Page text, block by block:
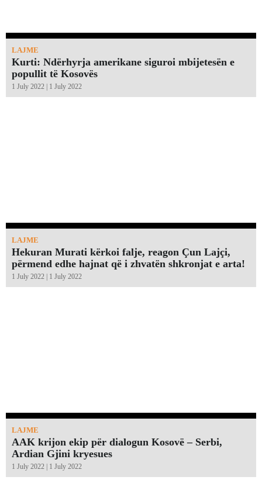
LAJME
Kurti: Ndërhyrja amerikane siguroi mbijetesën e
popullit të Kosovës
1 July 2022 | 1 July 2022
LAJME
Hekuran Murati kërkoi falje, reagon Çun Lajçi,
përmend edhe hajnat që i zhvatën shkronjat e arta!￼
1 July 2022 | 1 July 2022
LAJME
AAK krijon ekip për dialogun Kosovë – Serbi,
Ardian Gjini kryesues
1 July 2022 | 1 July 2022